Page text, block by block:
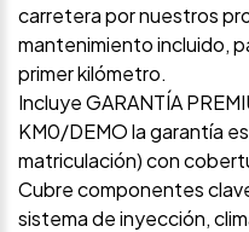
carretera por nuestros
mantenimiento incluido,
primer kilómetro.
Incluye GARANTÍA
KM0/DEMO la garantía
matriculación) con
Cubre componentes
sistema de inyección,